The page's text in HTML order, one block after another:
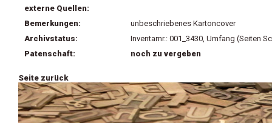
externe Quellen:
Bemerkungen:
unbeschriebenes Kartoncover
Archivstatus:
Inventarnr.: 001_3430, Umfang (Seiten
Patenschaft:
noch zu vergeben
Seite zurück